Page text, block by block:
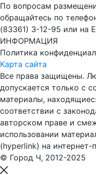
По вопросам
обращайтесь по
(83361) 3-12-95 или на
ИНФОРМАЦИЯ
Политика
Карта сайта
Все права защищены.
допускается только с
материалы,
соответствии с
авторском праве и
использовании
(hyperlink) на интернет-
© Город Ч, 2012-2025